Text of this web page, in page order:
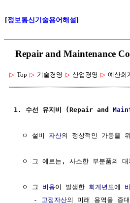
[정보통신기술용어해설]
Repair and Maintenance
▷ Top ▷ 기술경영 ▷ 산업경영 ▷ 예산회
1. 수선 유지비 (Repair and
  ㅇ 설비
자산의 정상적인 가동을
ㅇ 그 예로는, 사소한 부분품의
  ㅇ 그
비용이 발생한 회계년도에
     -
고정자산